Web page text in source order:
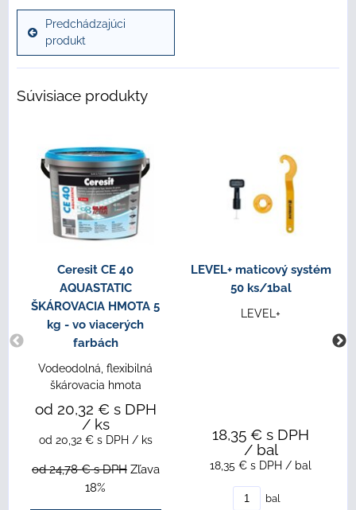
Predchádzajúci
produkt
Súvisiace produkty
Ceresit CE 40
AQUASTATIC
ŠKÁROVACIA HMOTA 5
kg - vo viacerých
farbách
Vodeodolná, flexibilná
škárovacia hmota
od 20,32 € s DPH
/ ks
od 20,32 € s DPH / ks
od 24,78 €s DPH Zľava
18%
LEVEL+ maticový systém
50 ks/1bal
LEVEL+
18,35 € s DPH
/ bal
18,35 € s DPH / bal
bal